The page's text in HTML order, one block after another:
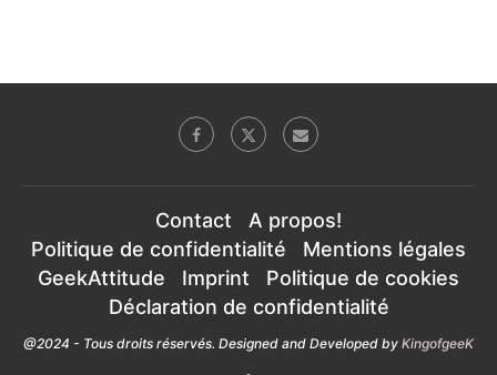
Contact
A propos!
Politique de confidentialité
Mentions légales
GeekAttitude
Imprint
Politique de cookies
Déclaration de confidentialité
@2024 - Tous droits réservés. Designed and Developed by KingofgeeK